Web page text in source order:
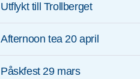
Utflykt till Trollberget
Afternoon tea 20 april
Påskfest 29 mars